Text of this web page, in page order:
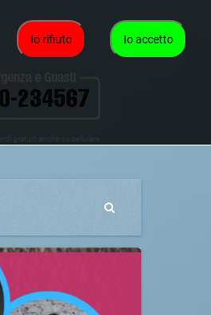
gratuiti anche da cellulare
Io accetto
Io rifiuto